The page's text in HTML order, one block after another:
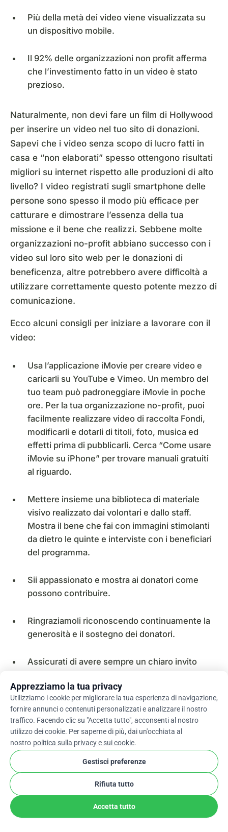
Più della metà dei video viene visualizzata su
un dispositivo mobile.
Il 92% delle organizzazioni non profit afferma
che l’investimento fatto in un video è stato
prezioso.
Naturalmente, non devi fare un film di Hollywood
per inserire un video nel tuo sito di donazioni.
Sapevi che i video senza scopo di lucro fatti in
casa e “non elaborati” spesso ottengono risultati
migliori su internet rispetto alle produzioni di alto
livello? I video registrati sugli smartphone delle
persone sono spesso il modo più efficace per
catturare e dimostrare l’essenza della tua
missione e il bene che realizzi. Sebbene molte
organizzazioni no-profit abbiano successo con i
video sul loro sito web per le donazioni di
beneficenza, altre potrebbero avere difficoltà a
utilizzare correttamente questo potente mezzo di
comunicazione.
Ecco alcuni consigli per iniziare a lavorare con il
video:
Usa l’applicazione iMovie per creare video e
caricarli su YouTube e Vimeo. Un membro del
tuo team può padroneggiare iMovie in poche
ore. Per la tua organizzazione no-profit, puoi
facilmente realizzare video di raccolta Fondi,
modificarli e dotarli di titoli, foto, musica ed
effetti prima di pubblicarli. Cerca “Come usare
iMovie su iPhone” per trovare manuali gratuiti
al riguardo.
Mettere insieme una biblioteca di materiale
visivo realizzato dai volontari e dallo staff.
Mostra il bene che fai con immagini stimolanti
da dietro le quinte e interviste con i beneficiari
del programma.
Sii appassionato e mostra ai donatori come
possono contribuire.
Ringraziamoli riconoscendo continuamente la
generosità e il sostegno dei donatori.
Assicurati di avere sempre un chiaro invito
che il tuo pubblico galleggi, chiedigli di fare la
differenza.
Pubblica video su YouTube, Vimeo e
Facebook e invia email e messaggi di testo di
qualcosa di interessante da condividere.
Video di esempio da inserire dopo la sezione
video
Apprezziamo la tua privacy
Utilizziamo i cookie per migliorare la tua esperienza di navigazione,
fornire annunci o contenuti personalizzati e analizzare il nostro
traffico. Facendo clic su "Accetta tutto", acconsenti al nostro
utilizzo dei cookie. Per saperne di più, dai un'occhiata al
nostro politica sulla privacy e sui cookie.
Gestisci preferenze
Rifiuta tutto
Accetta tutto